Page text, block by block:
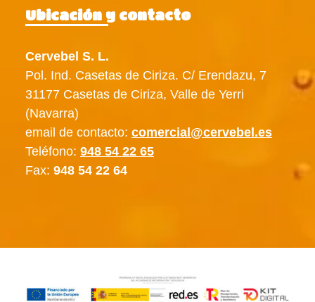
Ubicación y contacto
Cervebel S. L.
Pol. Ind. Casetas de Ciriza. C/ Erendazu, 7
31177 Casetas de Ciriza, Valle de Yerri
(Navarra)
email de contacto: comercial@cervebel.es
Teléfono: 948 54 22 65
Fax: 948 54 22 64